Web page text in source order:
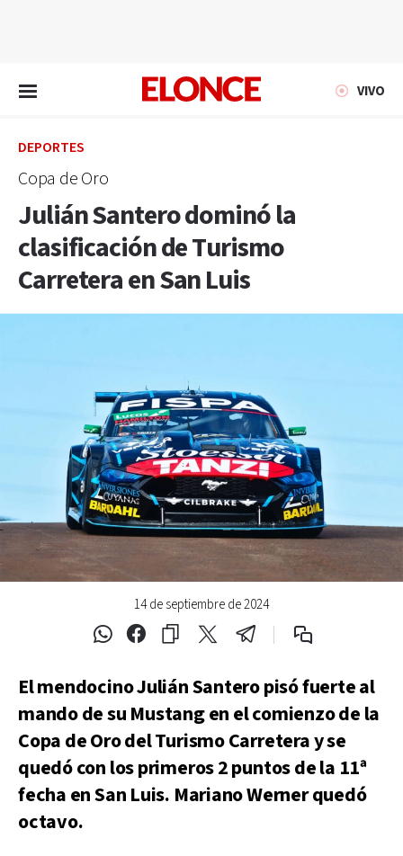
VIVO
DEPORTES
Copa de Oro
Julián Santero dominó la
clasificación de Turismo
Carretera en San Luis
14 de septiembre de 2024
El mendocino Julián Santero pisó fuerte al
mando de su Mustang en el comienzo de la
Copa de Oro del Turismo Carretera y se
quedó con los primeros 2 puntos de la 11ª
fecha en San Luis. Mariano Werner quedó
octavo.